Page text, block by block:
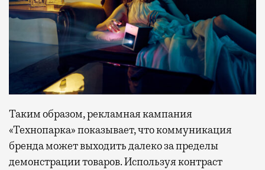
Таким образом, рекламная кампания
«Технопарка» показывает, что коммуникация
бренда может выходить далеко за пределы
демонстрации товаров. Используя контраст